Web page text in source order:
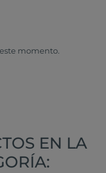
momento.
EN LA